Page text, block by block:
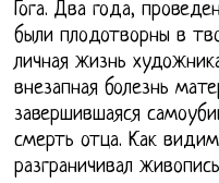
Гога. Два года,
были плодотворны в
личная жизнь
внезапная болезнь
завершившаяся
смерть отца. Как
разграничивал